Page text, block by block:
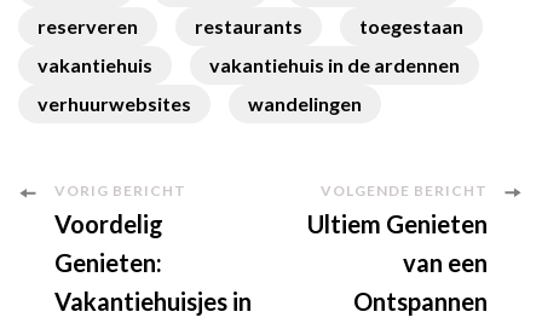
reserveren
restaurants
toegestaan
vakantiehuis
vakantiehuis in de ardennen
verhuurwebsites
wandelingen
Berichtnavigatie
VORIG BERICHT
Voordelig
Genieten:
Vakantiehuisjes in
VOLGENDE BERICHT
Ultiem Genieten
van een
Ontspannen